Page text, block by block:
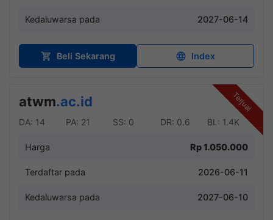
Kedaluwarsa pada 2027-06-14
Beli Sekarang Index
Terjual
atwm.ac.id
DA: 14 PA: 21 SS: 0 DR: 0.6 BL: 1.4K
Harga Rp 1.050.000
Terdaftar pada 2026-06-11
Kedaluwarsa pada 2027-06-10